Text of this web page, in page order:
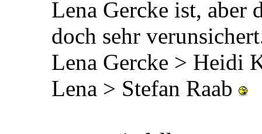
Lena Gercke ist, aber
doch sehr
Lena Gercke > Heidi
Lena > Stefan Raab